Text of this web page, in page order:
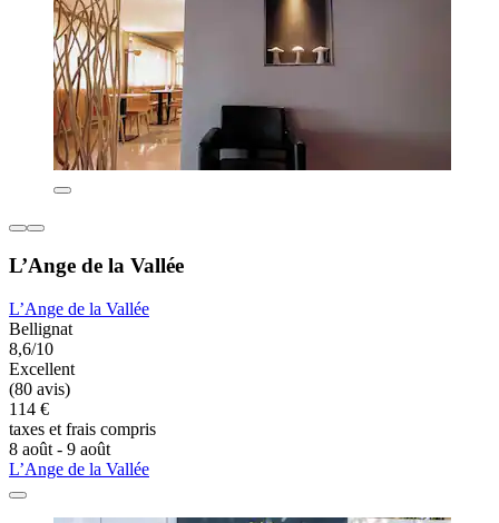
L’Ange de la Vallée
L’Ange de la Vallée
Bellignat
8,6/10
Excellent
(80 avis)
114 €
taxes et frais compris
8 août - 9 août
L’Ange de la Vallée